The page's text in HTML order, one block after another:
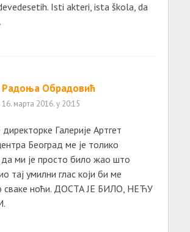
Isti akteri, ista škola, da
Радоња Обрадовић
16. марта 2016. у 20:15
Гaлерије Артгет
Беогрaд ме је толико
ми је просто било жао што
тај умилни глас који би ме
сваке ноћи. ДОСТА ЈЕ БИЛО, НЕЋУ